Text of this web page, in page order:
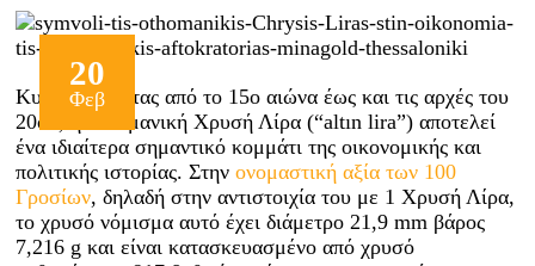
20
Φεβ
Κυκλοφορώντας από το 15ο αιώνα έως και τις αρχές του
20ού, η Οθωμανική Χρυσή Λίρα (“altın lira”) αποτελεί
ένα ιδιαίτερα σημαντικό κομμάτι της οικονομικής και
πολιτικής ιστορίας. Στηνονομαστική αξία των 100
Γροσίων, δηλαδή στην αντιστοιχία του με 1 Χρυσή Λίρα,
το χρυσό νόμισμα αυτό έχει διάμετρο 21,9 mm βάρος
7,216 g και είναι κατασκευασμένο από χρυσό